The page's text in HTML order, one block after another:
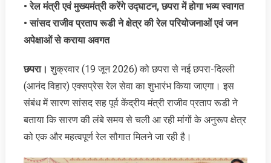
• रेल मंत्री एवं मुख्यमंत्री करेंगे उद्घाटन, छपरा में होगा भव्य स्वागत
• सांसद राजीव प्रताप रूडी ने क्षेत्र की रेल परियोजनाओं एवं जन
अपेक्षाओं से कराया अवगत
छपरा।शुक्रवार (19 जून 2026) को छपरा से नई छपरा-दिल्ली
(आनंद विहार) एक्सप्रेस रेल सेवा का शुभारंभ किया जाएगा। इस
संबंध में सारण सांसद सह पूर्व केंद्रीय मंत्री राजीव प्रताप रूडी ने
बताया कि सारण की लंबे समय से चली आ रही मांगों के अनुरूप क्षेत्र
को एक और महत्वपूर्ण रेल सौगात मिलने जा रही है।